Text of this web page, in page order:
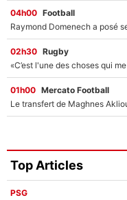
04h00 Football
02h30 Rugby
01h00 Mercato Football
Top Articles
PSG